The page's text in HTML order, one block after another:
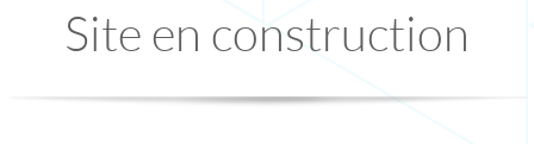
Site en construction